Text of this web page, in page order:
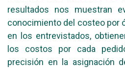
resultados nos muestran
conocimiento del costeo por
en los entrevistados,
los costos por cada
precisión en la asignación